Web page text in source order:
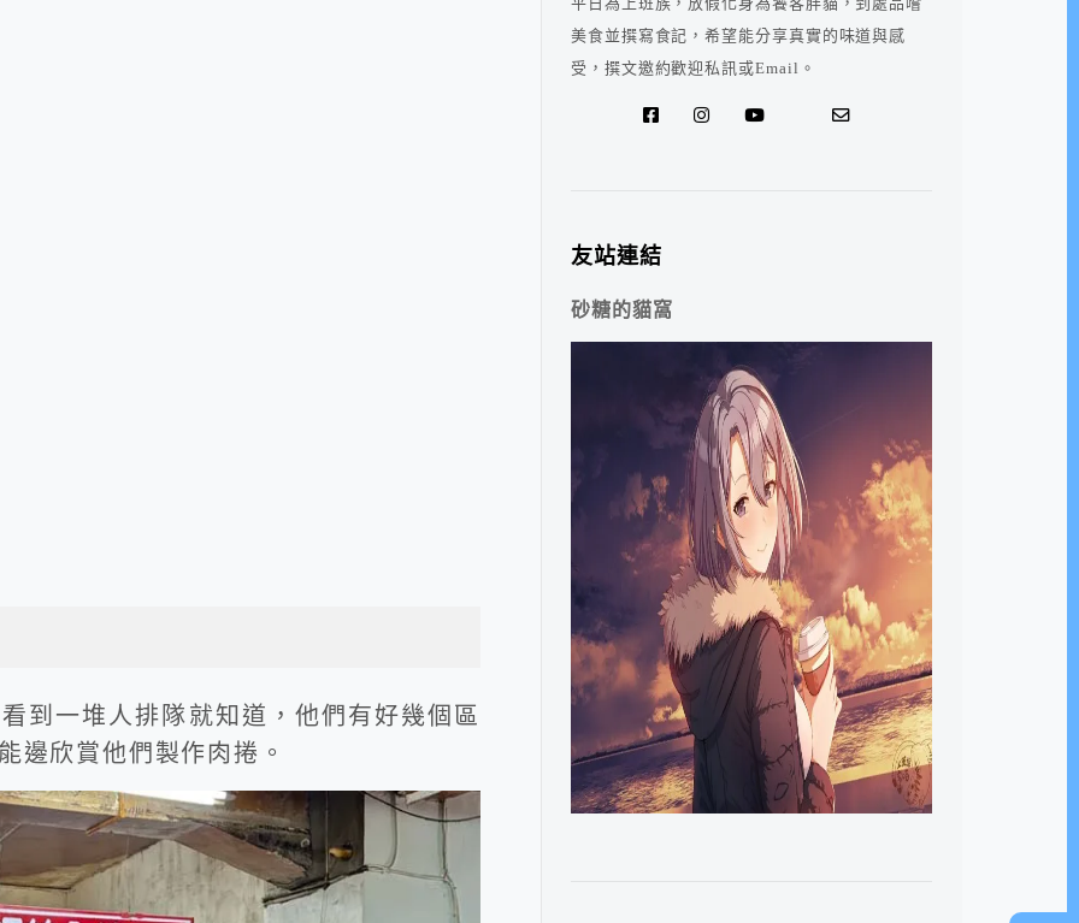
到一堆人排隊就知道，他們有好幾個區
邊欣賞他們製作肉捲。
美食並撰寫食記，希望能分享真實的味道與感
受，撰文邀約歡迎私訊或Email。
友站連結
砂糖的貓窩